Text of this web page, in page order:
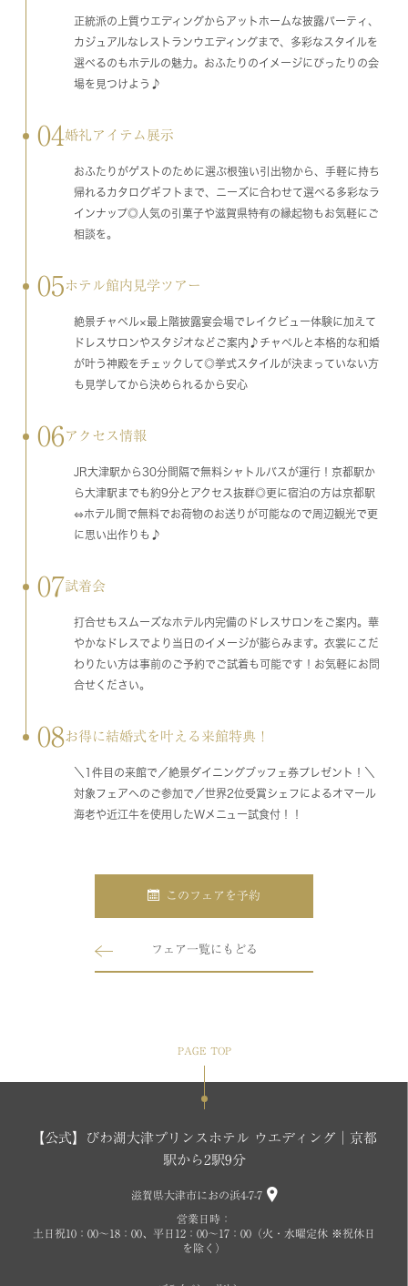
正統派の上質ウエディングからアットホームな披露パーティ、
カジュアルなレストランウエディングまで、多彩なスタイルを
選べるのもホテルの魅力。おふたりのイメージにぴったりの会
場を見つけよう♪
04婚礼アイテム展示
おふたりがゲストのために選ぶ根強い引出物から、手軽に持ち
帰れるカタログギフトまで、ニーズに合わせて選べる多彩なラ
インナップ◎人気の引菓子や滋賀県特有の縁起物もお気軽にご
相談を。
05 ホテル館内見学ツアー
絶景チャペル×最上階披露宴会場でレイクビュー体験に加えて
ドレスサロンやスタジオなどご案内♪チャペルと本格的な和婚
が叶う神殿をチェックして◎挙式スタイルが決まっていない方
も見学してから決められるから安心
06 アクセス情報
JR大津駅から30分間隔で無料シャトルバスが運行！京都駅か
ら大津駅までも約9分とアクセス抜群◎更に宿泊の方は京都駅
⇔ホテル間で無料でお荷物のお送りが可能なので周辺観光で更
に思い出作りも♪
07試着会
打合せもスムーズなホテル内完備のドレスサロンをご案内。華
やかなドレスでより当日のイメージが膨らみます。衣裳にこだ
わりたい方は事前のご予約でご試着も可能です！お気軽にお問
合せください。
08お得に結婚式を叶える来館特典！
＼1件目の来館で／絶景ダイニングブッフェ券プレゼント！＼
対象フェアへのご参加で／世界2位受賞シェフによるオマール
海老や近江牛を使用したWメニュー試食付！！
このフェアを予約
フェア一覧にもどる
PAGE TOP
【公式】びわ湖大津プリンスホテル ウエディング│京都
駅から2駅9分
滋賀県大津市におの浜4-7-7
営業日時：
土日祝10：00～18：00、平日12：00～17：00（火・水曜定休 ※祝休日
を除く）